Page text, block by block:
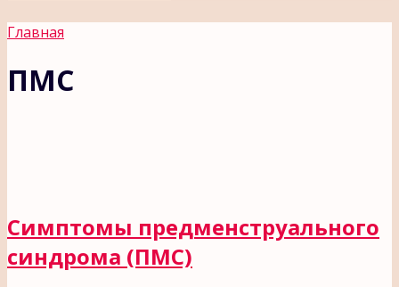
Главная
ПМС
Симптомы предменструального
синдрома (ПМС)